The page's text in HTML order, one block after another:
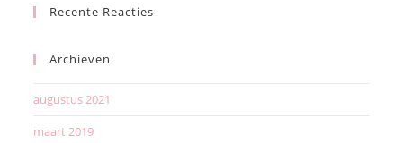
Recente Reacties
Archieven
augustus 2021
maart 2019